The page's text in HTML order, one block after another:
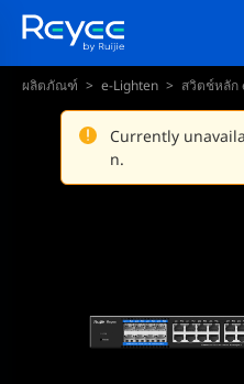
Currently
n.
ผลิตภัณฑ์ e-Lighten สวิตช์หลัก